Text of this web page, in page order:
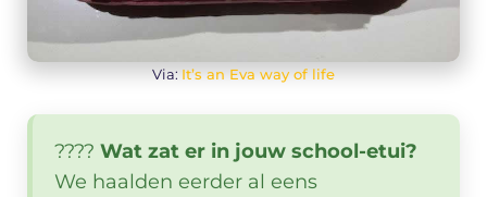
Via: It’s an Eva way of life
???? Wat zat er in jouw school-etui?
We haalden eerder al eens